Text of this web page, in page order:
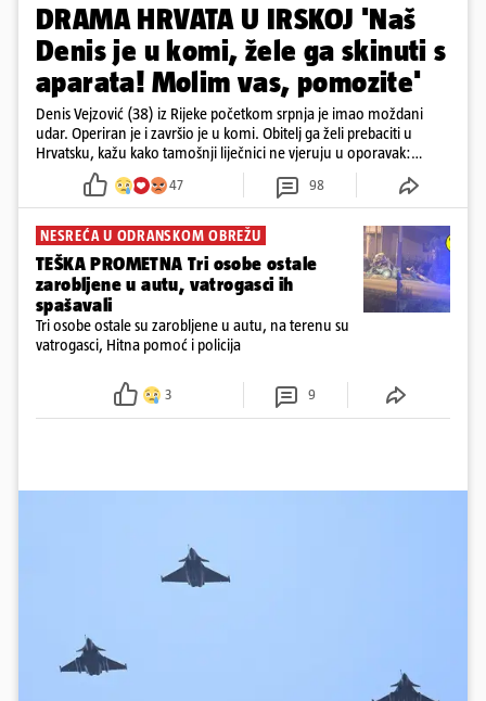
DRAMA HRVATA U IRSKOJ 'Naš
Denis je u komi, žele ga skinuti s
aparata! Molim vas, pomozite'
Denis Vejzović (38) iz Rijeke početkom srpnja je imao moždani
udar. Operiran je i završio je u komi. Obitelj ga želi prebaciti u
Hrvatsku, kažu kako tamošnji liječnici ne vjeruju u oporavak:
'Imamo 72 sata'
47 98
NESREĆA U ODRANSKOM OBREŽU
TEŠKA PROMETNA Tri osobe ostale
zarobljene u autu, vatrogasci ih
spašavali
Tri osobe ostale su zarobljene u autu, na terenu su
vatrogasci, Hitna pomoć i policija
3 9